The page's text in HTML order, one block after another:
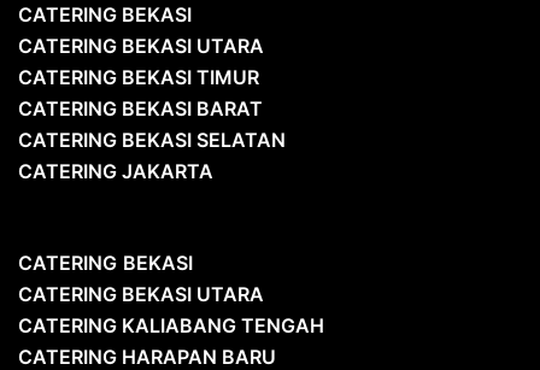
CATERING BEKASI
CATERING BEKASI UTARA
CATERING BEKASI TIMUR
CATERING BEKASI BARAT
CATERING BEKASI SELATAN
CATERING JAKARTA
CATERING BEKASI
CATERING BEKASI UTARA
CATERING KALIABANG TENGAH
CATERING HARAPAN BARU